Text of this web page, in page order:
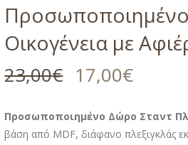
Οικογένεια με
23,00€ 17,00€
Προσωποποιημένο Δώρο Σταντ
βάση από MDF, διάφανο πλεξιγκλάς